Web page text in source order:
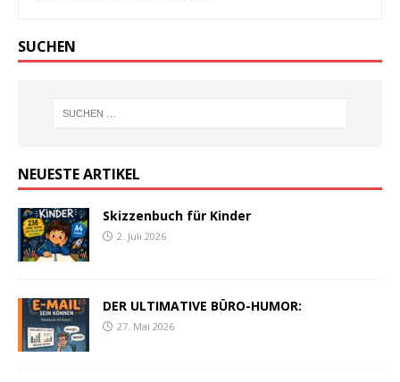
SUCHEN
NEUESTE ARTIKEL
Skizzenbuch für Kinder
2. Juli 2026
DER ULTIMATIVE BÜRO-HUMOR:
27. Mai 2026